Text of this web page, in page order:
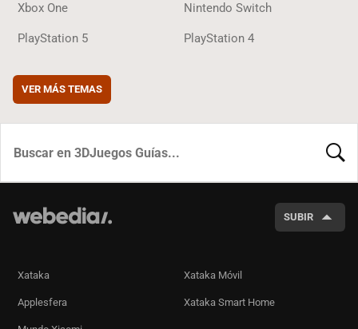
Xbox One Nintendo Switch
PlayStation 5 PlayStation 4
VER MÁS TEMAS
SUBIR
Xataka Xataka Móvil
Applesfera Xataka Smart Home